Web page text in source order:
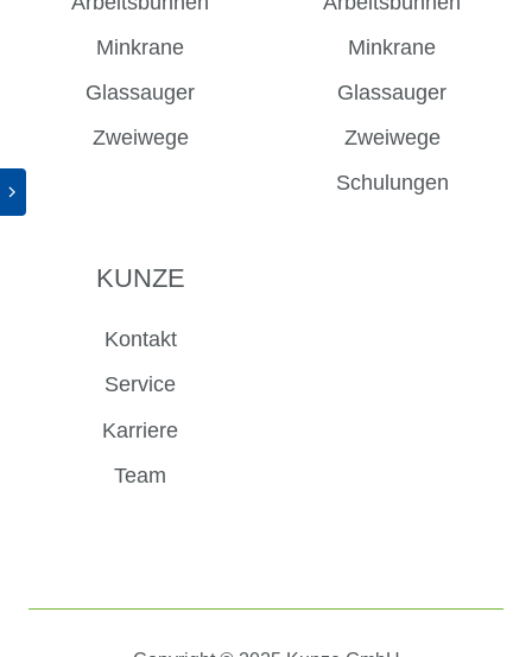
Minkrane
Glassauger
Zweiwege
Minkrane
Glassauger
Zweiwege
Schulungen
KUNZE
Kontakt
Service
Karriere
Team